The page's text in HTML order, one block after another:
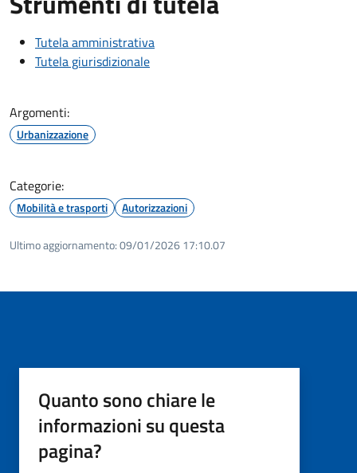
Tutela amministrativa
Tutela giurisdizionale
Argomenti:
Urbanizzazione
Categorie:
Mobilità e trasporti Autorizzazioni
Ultimo aggiornamento:09/01/2026 17:10.07
Quanto sono chiare le
informazioni su questa
pagina?